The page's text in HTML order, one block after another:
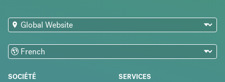
SOCIÉTÉ SERVICES